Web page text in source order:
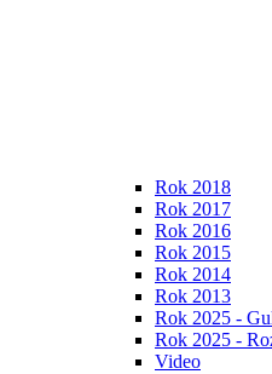
Rok 2018
Rok 2017
Rok 2016
Rok 2015
Rok 2014
Rok 2013
Rok 2025 -
Rok 2025 -
Video